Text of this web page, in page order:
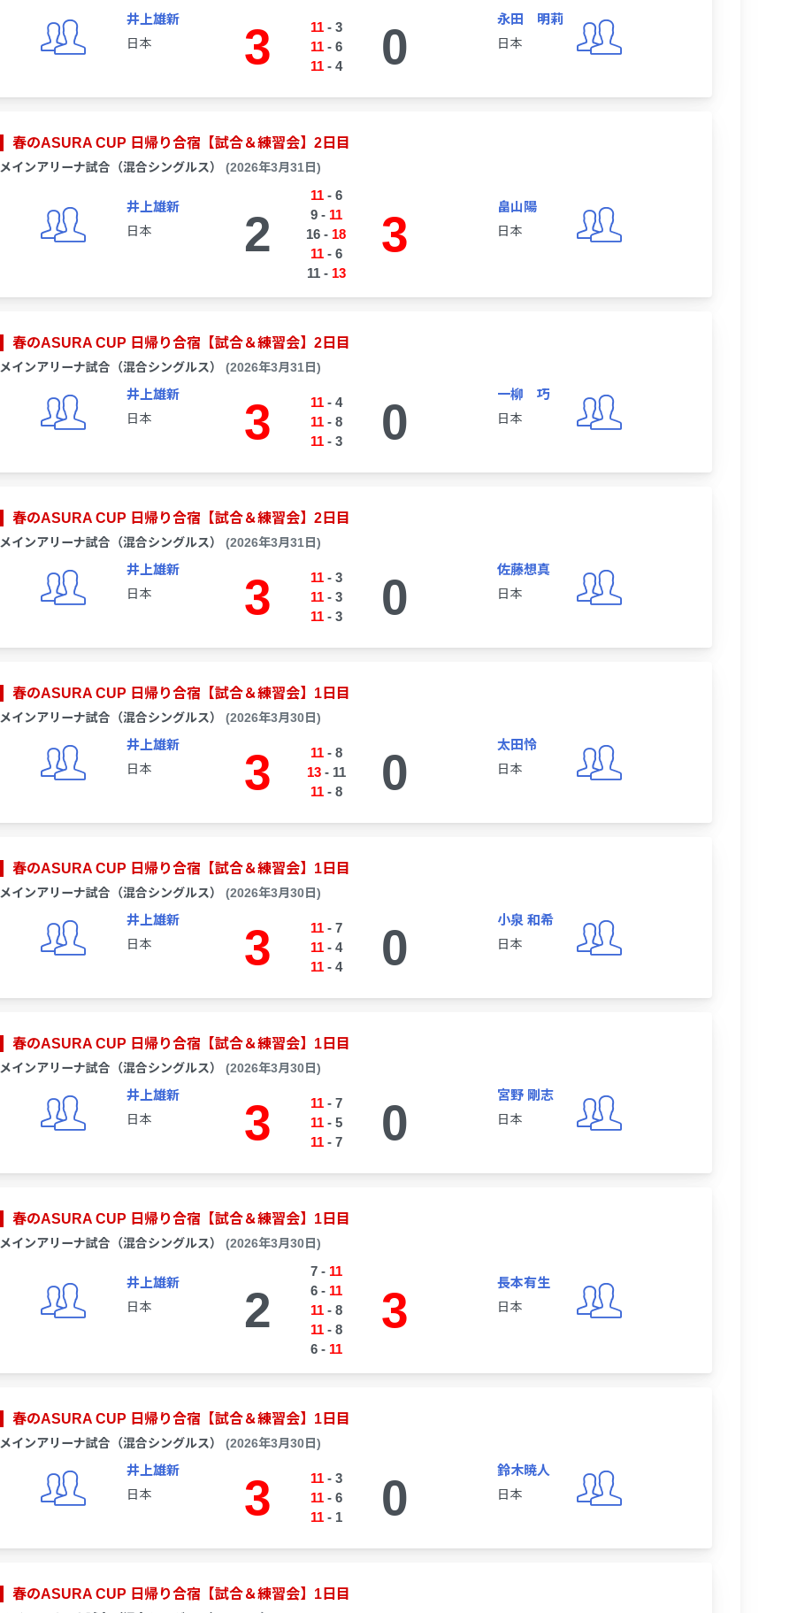
井上雄新
日本 3 11- 3
11- 6
11- 4 0
永田 明莉
日本
春のASURA CUP 日帰り合宿【試合＆練習会】2日目
メインアリーナ試合（混合シングルス） (2026年3月31日)
井上雄新
日本 2
11- 6
9- 11
16 - 18
11- 6
11- 13
3
畠山陽
日本
春のASURA CUP 日帰り合宿【試合＆練習会】2日目
メインアリーナ試合（混合シングルス） (2026年3月31日)
井上雄新
日本 3 11- 4
11- 8
11- 3 0
一柳 巧
日本
春のASURA CUP 日帰り合宿【試合＆練習会】2日目
メインアリーナ試合（混合シングルス） (2026年3月31日)
井上雄新
日本 3 11- 3
11- 3
11- 3 0
佐藤想真
日本
春のASURA CUP 日帰り合宿【試合＆練習会】1日目
メインアリーナ試合（混合シングルス） (2026年3月30日)
井上雄新
日本 3 11- 8
13- 11
11- 8 0
太田怜
日本
春のASURA CUP 日帰り合宿【試合＆練習会】1日目
メインアリーナ試合（混合シングルス） (2026年3月30日)
井上雄新
日本 3 11- 7
11- 4
11- 4 0
小泉 和希
日本
春のASURA CUP 日帰り合宿【試合＆練習会】1日目
メインアリーナ試合（混合シングルス） (2026年3月30日)
井上雄新
日本 3 11- 7
11- 5
11- 7 0
宮野 剛志
日本
春のASURA CUP 日帰り合宿【試合＆練習会】1日目
メインアリーナ試合（混合シングルス） (2026年3月30日)
井上雄新
日本 2
7- 11
6- 11
11- 8
11- 8
6- 11
3
長本有生
日本
春のASURA CUP 日帰り合宿【試合＆練習会】1日目
メインアリーナ試合（混合シングルス） (2026年3月30日)
井上雄新
日本 3 11- 3
11- 6
11- 1 0
鈴木暁人
日本
春のASURA CUP 日帰り合宿【試合＆練習会】1日目